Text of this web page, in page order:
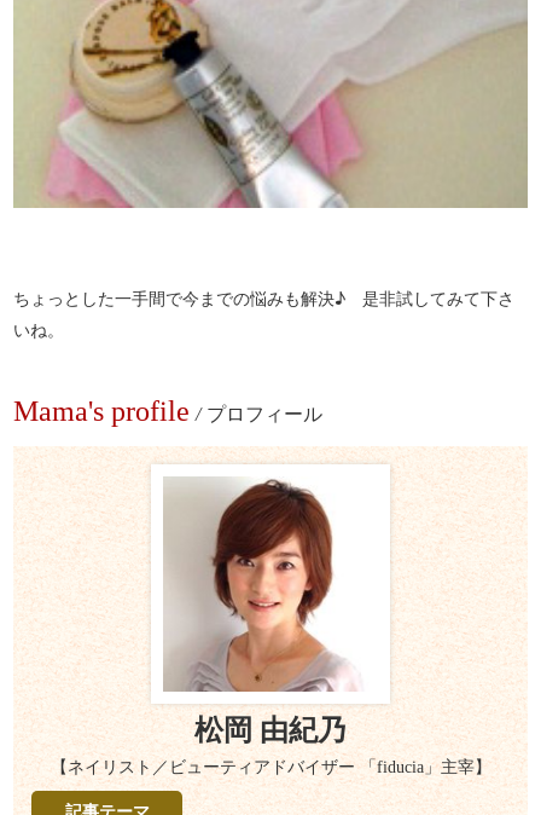
ちょっとした一手間で今までの悩みも解決♪ 是非試してみて下さ
いね。
Mama's profile / プロフィール
松岡 由紀乃
【ネイリスト／ビューティアドバイザー 「fiducia」主宰】